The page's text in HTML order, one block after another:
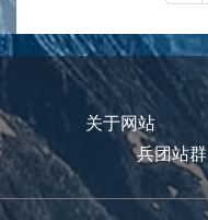
关于网站
兵团站群